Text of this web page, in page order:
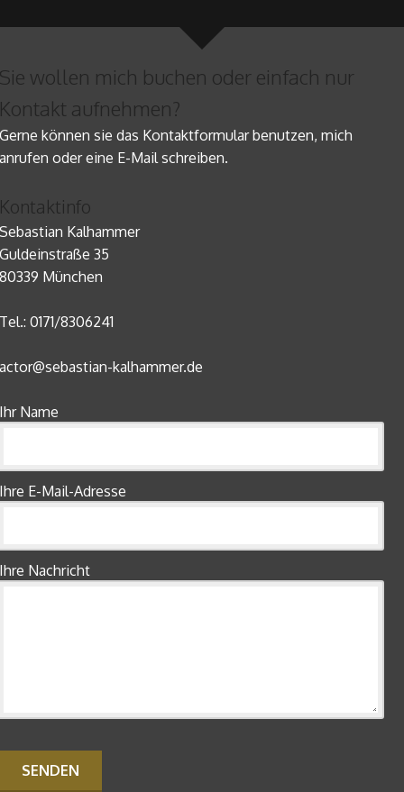
Sie wollen mich buchen oder einfach nur
Kontakt aufnehmen?
Gerne können sie das Kontaktformular benutzen, mich
anrufen oder eine E-Mail schreiben.
Kontaktinfo
Sebastian Kalhammer
Guldeinstraße 35
80339 München
Tel.: 0171/8306241
actor@sebastian-kalhammer.de
Ihr Name
Ihre E-Mail-Adresse
Ihre Nachricht
lasse dieses Feld leer.